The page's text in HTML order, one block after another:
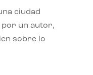
ciudad
por un autor,
sobre lo